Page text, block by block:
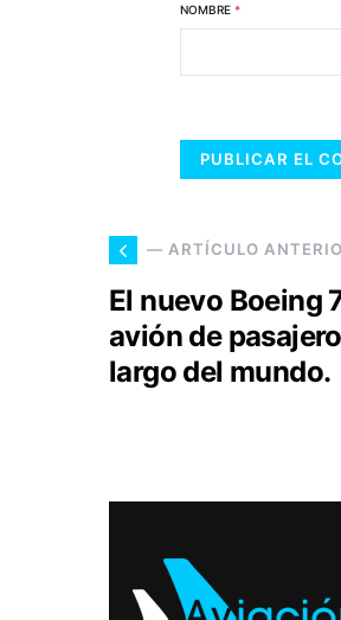
NOMBRE *
— ARTÍCULO
El nuevo Boeing
avión de
largo del mundo.